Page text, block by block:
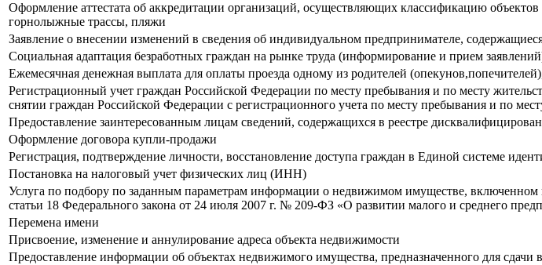
Оформление аттестата об аккредитации организаций, осуществляющих классификацию
горнолыжные трассы, пляжи
Заявление о внесении изменений в сведения об индивидуальном предпринимателе,
Социальная адаптация безработных граждан на рынке труда (информирование и прием
Ежемесячная денежная выплата для оплаты проезда одному из родителей
Регистрационный учет граждан Российской Федерации по месту пребывания и по месту
снятии граждан Российской Федерации с регистрационного учета по месту пребывания и по
Предоставление заинтересованным лицам сведений, содержащихся в реестре
Оформление договора купли-продажи
Регистрация, подтверждение личности, восстановление доступа граждан в Единой системе
Постановка на налоговый учет физических лиц (ИНН)
Услуга по подбору по заданным параметрам информации о недвижимом имуществе,
статьи 18 Федерального закона от 24 июля 2007 г. № 209-ФЗ «О развитии малого и среднего
Перемена имени
Присвоение, изменение и аннулирование адреса объекта недвижимости
Предоставление информации об объектах недвижимого имущества, предназначенного для сдачи